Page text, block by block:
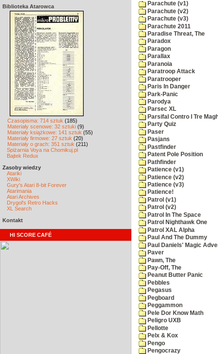
Biblioteka Atarowca
Czasopisma: 714 sztuk (185)
Materiały scenowe: 32 sztuki (9)
Materiały książkowe: 141 sztuk (55)
Materiały firmowe: 27 sztuk (20)
Materiały o grach: 351 sztuk (211)
Spiżarnia Voya na Chomikuj.pl
Bajtek Redux
Zasoby wiedzy
Atariki
XWiki
Gury's Atari 8-bit Forever
Atarimania
Atari Archives
Drygol's Retro Hacks
XL Search
Kontakt
HI SCORE CAFÉ
Parachute (v1)
Parachute (v2)
Parachute (v3)
Parachute 2011
Paradise Threat, The
Paradox
Paragon
Parallax
Paranoia
Paratroop Attack
Paratrooper
Paris In Danger
Park-Panic
Parodya
Parsec XL
Parsifal Contro I Tre
Party Quiz
Paser
Pasjans
Pastfinder
Patent Pole Position
Pathfinder
Patience (v1)
Patience (v2)
Patience (v3)
Patience!
Patrol (v1)
Patrol (v2)
Patrol In The Space
Patrol Nighthawk One
Patrol XAL Alpha
Paul And The Dummy
Paul Daniels' Magic
Paver
Pawn, The
Pay-Off, The
Peanut Butter Panic
Pebbles
Pegasus
Pegboard
Peggammon
Pele Dor Know Math
Peligro UXB
Pellotte
Pelx & Kox
Pengo
Pengocrazy